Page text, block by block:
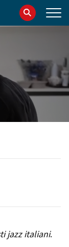
086181241
jazz italiani.